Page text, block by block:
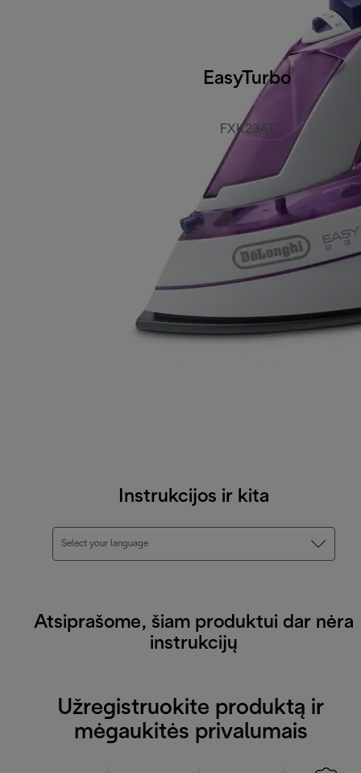
EasyTurbo
FXK23AT
Instrukcijos ir kita
Select your language
Atsiprašome, šiam produktui dar nėra
instrukcijų
Užregistruokite produktą ir
mėgaukitės privalumais